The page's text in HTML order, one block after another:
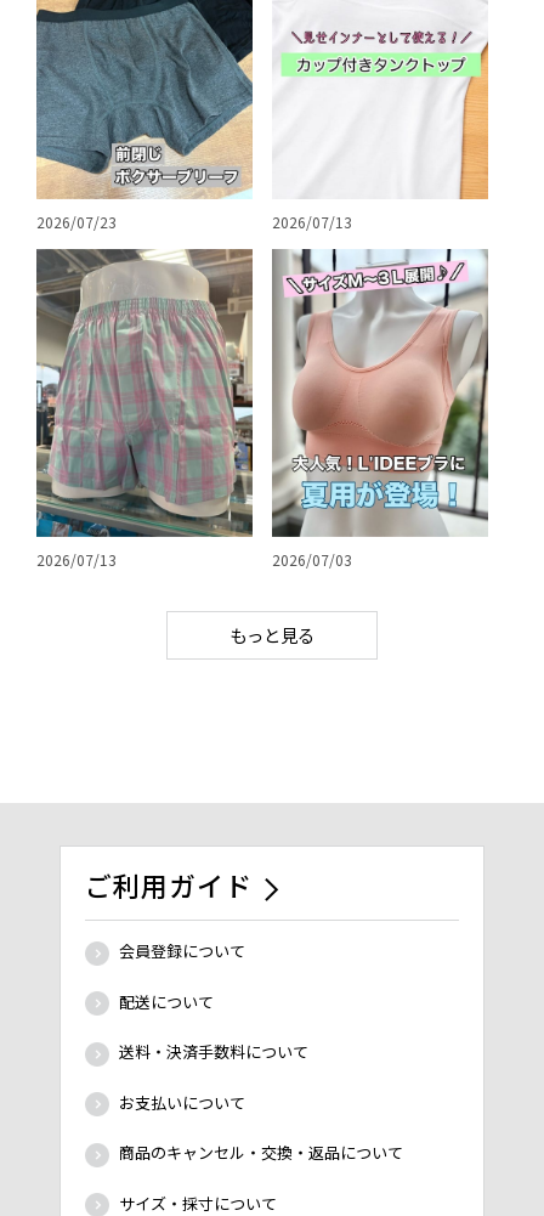
2026/07/23 2026/07/13
2026/07/13 2026/07/03
もっと見る
ご利用ガイド
会員登録について
配送について
送料・決済手数料について
お支払いについて
商品のキャンセル・交換・返品について
サイズ・採寸について